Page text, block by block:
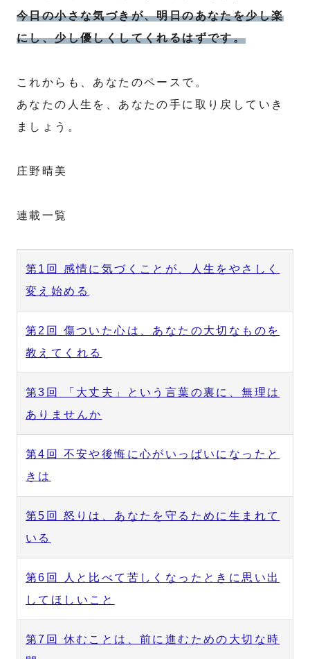
今日の小さな気づきが、明日のあなたを少し楽
にし、少し優しくしてくれるはずです。
これからも、あなたのペースで。
あなたの人生を、あなたの手に取り戻していき
ましょう。
庄野晴美
連載一覧
第1回 感情に気づくことが、人生をやさしく
変え始める
第2回 傷ついた心は、あなたの大切なものを
教えてくれる
第3回 「大丈夫」という言葉の裏に、無理は
ありませんか
第4回 不安や後悔に心がいっぱいになったと
きは
第5回 怒りは、あなたを守るために生まれて
いる
第6回 人と比べて苦しくなったときに思い出
してほしいこと
第7回 休むことは、前に進むための大切な時